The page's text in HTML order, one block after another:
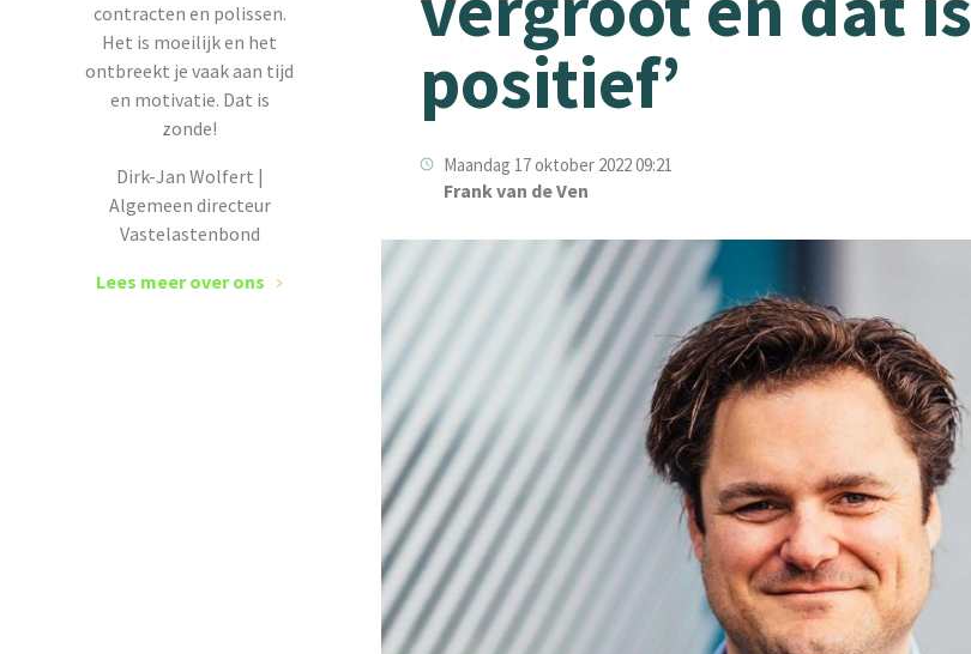
contracten en polissen.
Het is moeilijk en het
ontbreekt je vaak aan tijd
en motivatie. Dat is
zonde!
Dirk-Jan Wolfert |
Algemeen directeur
Vastelastenbond
Lees meer over ons
positief’
Maandag 17 oktober 2022 09:21
Frank van de Ven